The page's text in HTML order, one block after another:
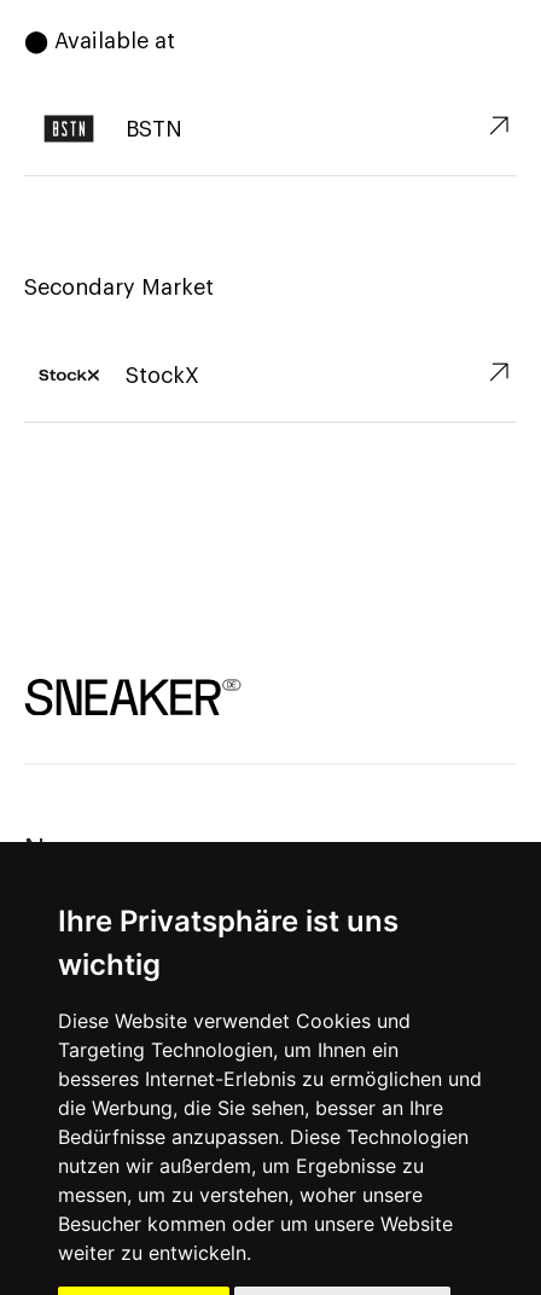
Ihre Privatsphäre ist uns
wichtig
Diese Website verwendet Cookies und
Targeting Technologien, um Ihnen ein
besseres Internet-Erlebnis zu ermöglichen und
die Werbung, die Sie sehen, besser an Ihre
Bedürfnisse anzupassen. Diese Technologien
nutzen wir außerdem, um Ergebnisse zu
messen, um zu verstehen, woher unsere
Besucher kommen oder um unsere Website
weiter zu entwickeln.
⬤ Available at
BSTN ↗︎
Secondary Market
StockX ↗︎
News
About
Instagram
Facebook
© 2024 SNEAKERᴰᴱ, All rights reserved.
Impressum Datenschutz